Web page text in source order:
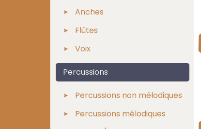
Anches
Flûtes
Voix
Percussions
Percussions non mélodiques
Percussions mélodiques